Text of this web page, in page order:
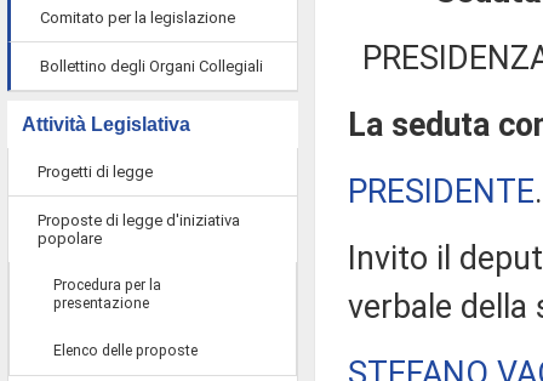
Comitato per la legislazione
Bollettino degli Organi Collegiali
Attività Legislativa
Progetti di legge
Proposte di legge d'iniziativa
popolare
Procedura per la
presentazione
Elenco delle proposte
La seduta
PRESIDENTE
Invito il
verbale della